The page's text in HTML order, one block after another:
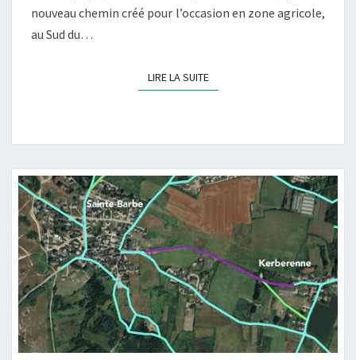
nouveau chemin créé pour l’occasion en zone agricole,
au Sud du…
LIRE LA SUITELIRE LA SUITE